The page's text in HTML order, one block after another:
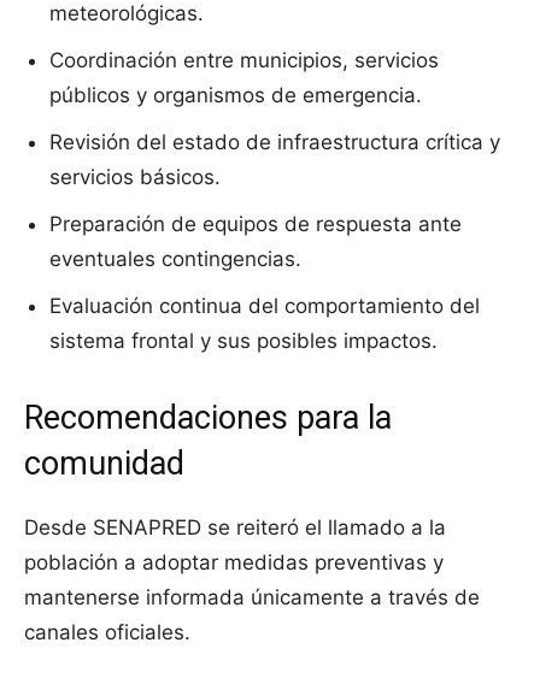
meteorológicas.
Coordinación entre municipios, servicios
públicos y organismos de emergencia.
Revisión del estado de infraestructura crítica y
servicios básicos.
Preparación de equipos de respuesta ante
eventuales contingencias.
Evaluación continua del comportamiento del
sistema frontal y sus posibles impactos.
Recomendaciones para la
comunidad
Desde SENAPRED se reiteró el llamado a la
población a adoptar medidas preventivas y
mantenerse informada únicamente a través de
canales oficiales.